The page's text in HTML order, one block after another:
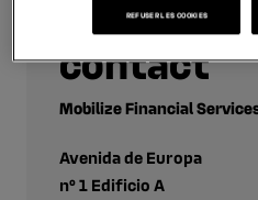
contact
Mobilize Financial
Avenida de Europa
nº 1 Edificio A
REFUSER LES COOKIES